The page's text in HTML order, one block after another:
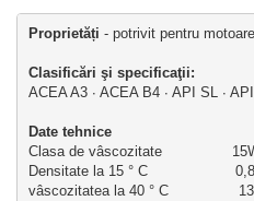
Proprietăți - potrivit pentru
Clasificări şi specificaţii:
ACEA A3 ∙ ACEA B4 ∙ API SL ∙
Date tehnice
Clasa de vâscozitate
Densitate la 15 ° C
vâscozitatea la 40 ° C